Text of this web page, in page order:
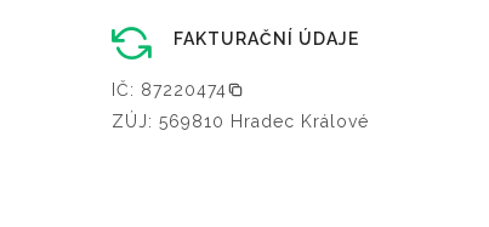
FAKTURAČNÍ ÚDAJE
IČ: 87220474
ZÚJ: 569810 Hradec Králové